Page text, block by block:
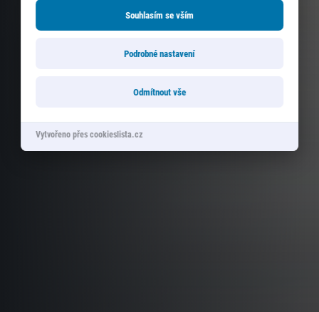
Souhlasím se vším
Podrobné nastavení
Odmítnout vše
Vytvořeno přes cookieslista.cz